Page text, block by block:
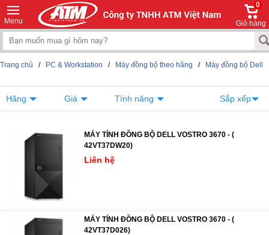
Menu
0
Giỏ hàng
Trang chủ / PC & Workstation / Máy đồng bộ theo hãng / Máy đồng bộ Dell
Hãng Giá Tính năng Sắp xếp
MÁY TÍNH ĐỒNG BỘ DELL VOSTRO 3670 - (
42VT37DW20)
Liên hệ
MÁY TÍNH ĐỒNG BỘ DELL VOSTRO 3670 - (
42VT37D026)